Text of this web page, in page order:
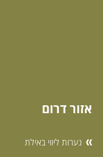
אזור דרום
נערות ליווי באילת